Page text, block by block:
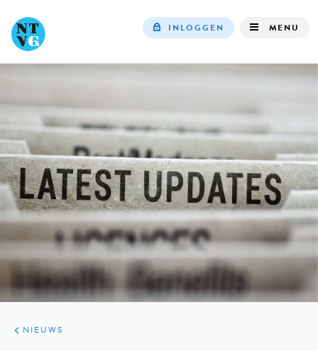
navigation
INLOGGEN MENU
ARTIKELEN
HET
KORT
NIEUWS